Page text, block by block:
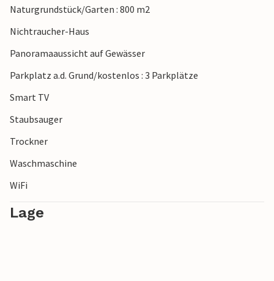
Naturgrundstück/Garten : 800 m2
Nichtraucher-Haus
Panoramaaussicht auf Gewässer
Parkplatz a.d. Grund/kostenlos : 3 Parkplätze
Smart TV
Staubsauger
Trockner
Waschmaschine
WiFi
Lage